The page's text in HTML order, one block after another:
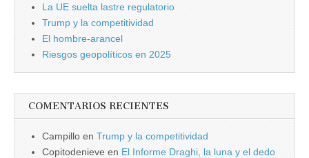
La UE suelta lastre regulatorio
Trump y la competitividad
El hombre-arancel
Riesgos geopolíticos en 2025
COMENTARIOS RECIENTES
Campillo en Trump y la competitividad
Copitodenieve en El Informe Draghi, la luna y el dedo